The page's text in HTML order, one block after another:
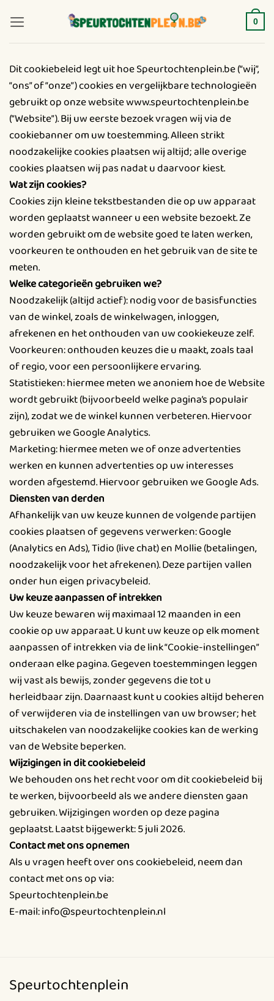
naar
inhoud
0
Dit cookiebeleid legt uit hoe Speurtochtenplein.be (“wij”,
“ons” of “onze”) cookies en vergelijkbare technologieën
gebruikt op onze website www.speurtochtenplein.be
(“Website”). Bij uw eerste bezoek vragen wij via de
cookiebanner om uw toestemming. Alleen strikt
noodzakelijke cookies plaatsen wij altijd; alle overige
cookies plaatsen wij pas nadat u daarvoor kiest.
Wat zijn cookies?
Cookies zijn kleine tekstbestanden die op uw apparaat
worden geplaatst wanneer u een website bezoekt. Ze
worden gebruikt om de website goed te laten werken,
voorkeuren te onthouden en het gebruik van de site te
meten.
Welke categorieën gebruiken we?
Noodzakelijk (altijd actief): nodig voor de basisfuncties
van de winkel, zoals de winkelwagen, inloggen,
afrekenen en het onthouden van uw cookiekeuze zelf.
Voorkeuren: onthouden keuzes die u maakt, zoals taal
of regio, voor een persoonlijkere ervaring.
Statistieken: hiermee meten we anoniem hoe de Website
wordt gebruikt (bijvoorbeeld welke pagina’s populair
zijn), zodat we de winkel kunnen verbeteren. Hiervoor
gebruiken we Google Analytics.
Marketing: hiermee meten we of onze advertenties
werken en kunnen advertenties op uw interesses
worden afgestemd. Hiervoor gebruiken we Google Ads.
Diensten van derden
Afhankelijk van uw keuze kunnen de volgende partijen
cookies plaatsen of gegevens verwerken: Google
(Analytics en Ads), Tidio (live chat) en Mollie (betalingen,
noodzakelijk voor het afrekenen). Deze partijen vallen
onder hun eigen privacybeleid.
Uw keuze aanpassen of intrekken
Uw keuze bewaren wij maximaal 12 maanden in een
cookie op uw apparaat. U kunt uw keuze op elk moment
aanpassen of intrekken via de link “Cookie-instellingen”
onderaan elke pagina. Gegeven toestemmingen leggen
wij vast als bewijs, zonder gegevens die tot u
herleidbaar zijn. Daarnaast kunt u cookies altijd beheren
of verwijderen via de instellingen van uw browser; het
uitschakelen van noodzakelijke cookies kan de werking
van de Website beperken.
Wijzigingen in dit cookiebeleid
We behouden ons het recht voor om dit cookiebeleid bij
te werken, bijvoorbeeld als we andere diensten gaan
gebruiken. Wijzigingen worden op deze pagina
geplaatst. Laatst bijgewerkt: 5 juli 2026.
Contact met ons opnemen
Als u vragen heeft over ons cookiebeleid, neem dan
contact met ons op via:
Speurtochtenplein.be
E-mail: info@speurtochtenplein.nl
Speurtochtenplein